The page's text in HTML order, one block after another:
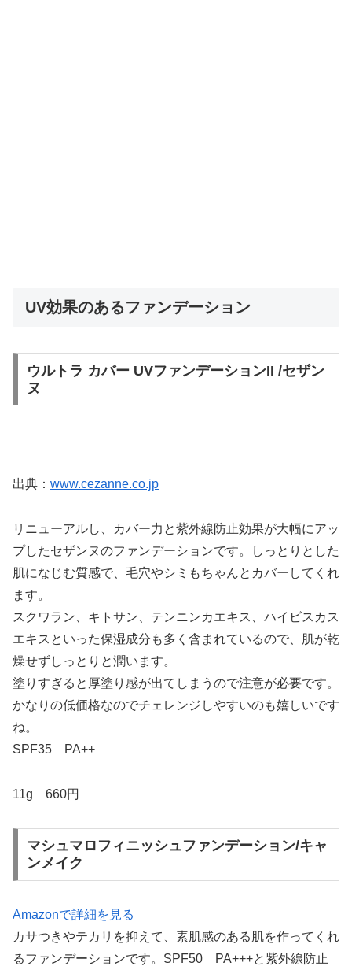
UV効果のあるファンデーション
ウルトラ カバー UVファンデーションII /セザン
ヌ
出典： www.cezanne.co.jp
リニューアルし、カバー力と紫外線防止効果が大幅にアッ
プしたセザンヌのファンデーションです。しっとりとした
肌になじむ質感で、毛穴やシミもちゃんとカバーしてくれ
ます。
スクワラン、キトサン、テンニンカエキス、ハイビスカス
エキスといった保湿成分も多く含まれているので、肌が乾
燥せずしっとりと潤います。
塗りすぎると厚塗り感が出てしまうので注意が必要です。
かなりの低価格なのでチェレンジしやすいのも嬉しいです
ね。
SPF35 PA++
11g 660円
マシュマロフィニッシュファンデーション/キャ
ンメイク
Amazonで詳細を見る
カサつきやテカリを抑えて、素肌感のある肌を作ってくれ
るファンデーションです。SPF50 PA+++と紫外線防止